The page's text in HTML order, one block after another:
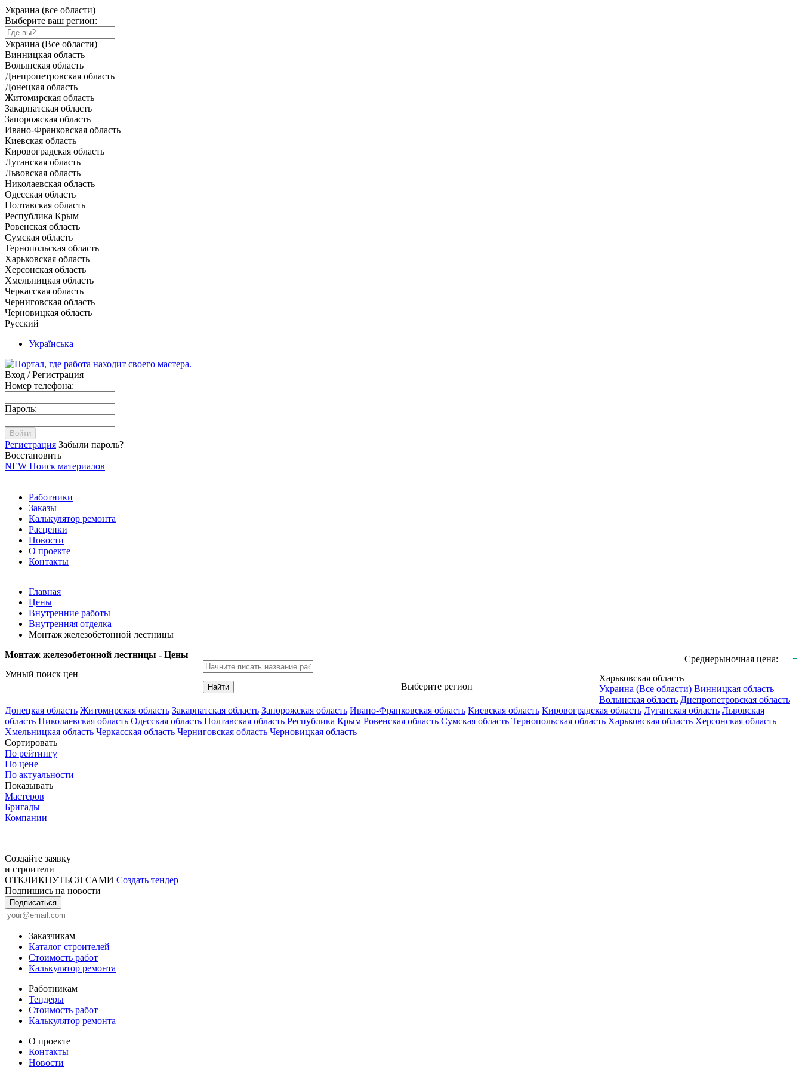
Украина (все области)
Выберите ваш регион:
Украина (Все области)
Винницкая область
Волынская область
Днепропетровская область
Донецкая область
Житомирская область
Закарпатская область
Запорожская область
Ивано-Франковская область
Киевская область
Кировоградская область
Луганская область
Львовская область
Николаевская область
Одесская область
Полтавская область
Республика Крым
Ровенская область
Сумская область
Тернопольская область
Харьковская область
Херсонская область
Хмельницкая область
Черкасская область
Черниговская область
Черновицкая область
Русский
Українська
Вход / Регистрация
Номер телефона:
Пароль:
Войти
Регистрация Забыли пароль?
Восстановить
NEW Поиск материалов
Работники
Заказы
Калькулятор ремонта
Расценки
Новости
О проекте
Контакты
Главная
Цены
Внутренние работы
Внутренняя отделка
Монтаж железобетонной лестницы
Монтаж железобетонной лестницы - Цены
Среднерыночная цена: -
Умный поиск цен
Найти Выберите регион
Харьковская область
Украина (Все области) Винницкая область
Волынская область Днепропетровская область
Донецкая область Житомирская область Закарпатская область Запорожская область Ивано-Франковская область Киевская область Кировоградская область Луганская область Львовская
область Николаевская область Одесская область Полтавская область Республика Крым Ровенская область Сумская область Тернопольская область Харьковская область Херсонская область
Хмельницкая область Черкасская область Черниговская область Черновицкая область
Сортировать
По рейтингу
По цене
По актуальности
Показывать
Мастеров
Бригады
Компании
Создайте заявку
и строители
ОТКЛИКНУТЬСЯ САМИ Создать тендер
Подпишись на новости
Подписаться
Заказчикам
Каталог строителей
Стоимость работ
Калькулятор ремонта
Работникам
Тендеры
Стоимость работ
Калькулятор ремонта
О проекте
Контакты
Новости